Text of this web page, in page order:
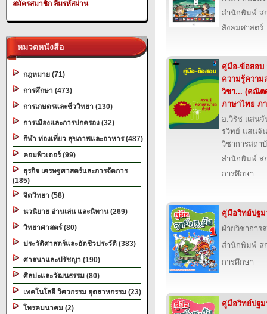
สมัครสมาชิก ลืมรหัสผ่าน
หมวดหนังสือ
กฎหมาย (71)
การศึกษา (473)
การเกษตรและชีววิทยา (130)
การเมืองและการปกครอง (32)
กีฬา ท่องเที่ยว สุขภาพและอาหาร (487)
คอมพิวเตอร์ (99)
ธุรกิจ เศรษฐศาสตร์และการจัดการ
(185)
จิตวิทยา (58)
นวนิยาย อ่านเล่น และนิทาน (269)
วิทยาศาสตร์ (80)
ประวัติศาสตร์และอัตชีวประวัติ (383)
ศาสนาและปรัชญา (190)
ศิลปะและวัฒนธรรม (80)
เทคโนโลยี วิศวกรรม อุตสาหกรรม (23)
โทรคมนาคม (2)
สำนักพิมพ์ ส
สังคมศาสตร์
คู่มือ-ข้อสอบ
ความรู้ความ
วิชา... (คณิต
ภาษาไทย ภ
อ.วิรัช แสน
รวิทย์ แสนจั
วิชาการสถา
สำนักพิมพ์ ส
การศึกษา
คู่มือวิทย์ปฐม
ฝ่ายวิชาการ
สำนักพิมพ์ ส
การศึกษา
คู่มือวิทย์ปฐม